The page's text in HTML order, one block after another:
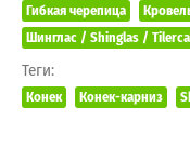
Гибкая черепица
Шинглас / Shinglas /
Теги:
Конек Конек-карниз